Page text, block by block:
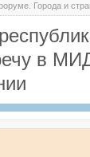
Города и
в